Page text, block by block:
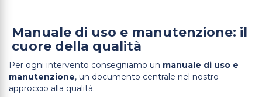
Manuale di uso e manutenzione: il
cuore della qualità
Per ogni intervento consegniamo un manuale di uso e
manutenzione, un documento centrale nel nostro
approccio alla qualità.